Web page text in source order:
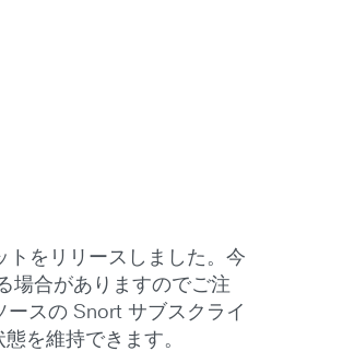
トをリリースしました。今
場合がありますのでご注
スの Snort サブスクライ
を維持できます。